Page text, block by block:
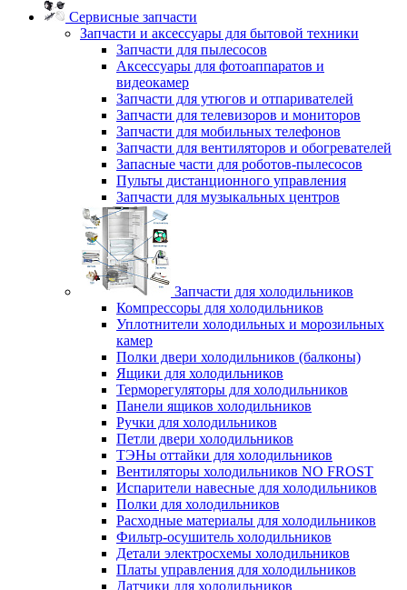
Сервисные запчасти
Запчасти и аксессуары для бытовой техники
Запчасти для пылесосов
Аксессуары для фотоаппаратов и
видеокамер
Запчасти для утюгов и отпаривателей
Запчасти для телевизоров и мониторов
Запчасти для мобильных телефонов
Запчасти для вентиляторов и обогревателей
Запасные части для роботов-пылесосов
Пульты дистанционного управления
Запчасти для музыкальных центров
Запчасти для холодильников
Компрессоры для холодильников
Уплотнители холодильных и морозильных
камер
Полки двери холодильников (балконы)
Ящики для холодильников
Терморегуляторы для холодильников
Панели ящиков холодильников
Ручки для холодильников
Петли двери холодильников
ТЭНы оттайки для холодильников
Вентиляторы холодильников NO FROST
Испарители навесные для холодильников
Полки для холодильников
Расходные материалы для холодильников
Фильтр-осушитель холодильников
Детали электросхемы холодильников
Платы управления для холодильников
Датчики для холодильников